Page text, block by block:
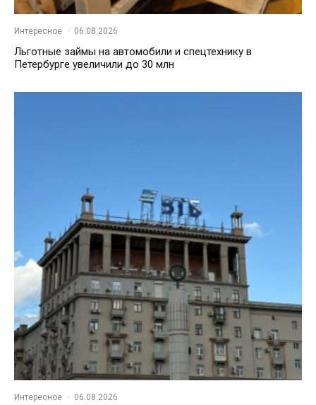
Интересное · 06.08.2026
Льготные займы на автомобили и спецтехнику в
Петербурге увеличили до 30 млн
Интересное · 06.08.2026